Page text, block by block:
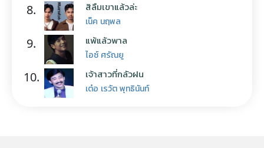
8. สิลืมเขาแล้วล่ะ
เน็ค นฤพล
9. แพ้แล้วพาล
ไอซ์ ศรัณยู
10. เจ้าสาวที่กลัวฝน
เต๋อ เรวัต พุทธินันท์